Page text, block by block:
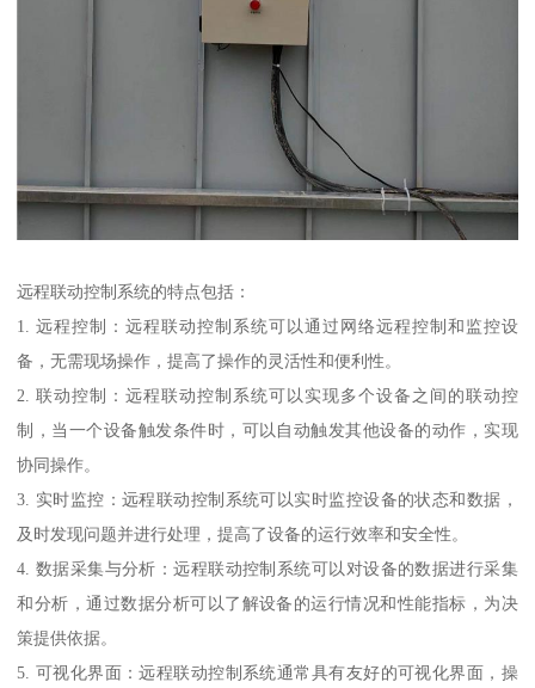
远程联动控制系统的特点包括：
1. 远程控制：远程联动控制系统可以通过网络远程控制和监控设
备，无需现场操作，提高了操作的灵活性和便利性。
2. 联动控制：远程联动控制系统可以实现多个设备之间的联动控
制，当一个设备触发条件时，可以自动触发其他设备的动作，实现
协同操作。
3. 实时监控：远程联动控制系统可以实时监控设备的状态和数据，
及时发现问题并进行处理，提高了设备的运行效率和安全性。
4. 数据采集与分析：远程联动控制系统可以对设备的数据进行采集
和分析，通过数据分析可以了解设备的运行情况和性能指标，为决
策提供依据。
5. 可视化界面：远程联动控制系统通常具有友好的可视化界面，操